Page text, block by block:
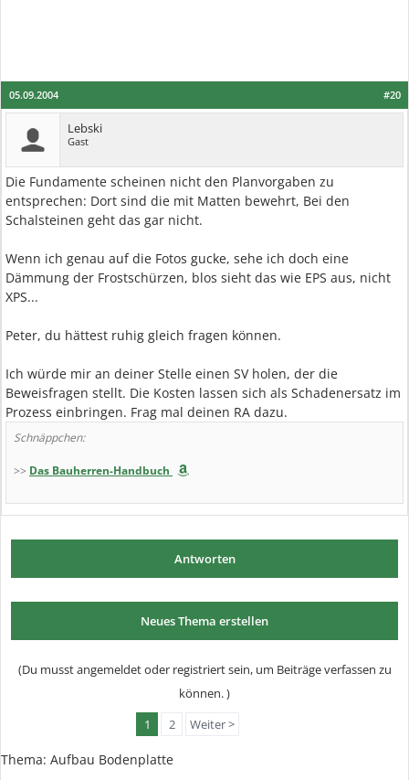
#20
05.09.2004
Lebski
Gast
Die Fundamente scheinen nicht den Planvorgaben zu
entsprechen: Dort sind die mit Matten bewehrt, Bei den
Schalsteinen geht das gar nicht.
Wenn ich genau auf die Fotos gucke, sehe ich doch eine
Dämmung der Frostschürzen, blos sieht das wie EPS aus, nicht
XPS...
Peter, du hättest ruhig gleich fragen können.
Ich würde mir an deiner Stelle einen SV holen, der die
Beweisfragen stellt. Die Kosten lassen sich als Schadenersatz im
Prozess einbringen. Frag mal deinen RA dazu.
Schnäppchen:
>> Das Bauherren-Handbuch
Antworten
Neues Thema erstellen
(Du musst angemeldet oder registriert sein, um Beiträge verfassen zu
können. )
1
2 Weiter >
Thema: Aufbau Bodenplatte